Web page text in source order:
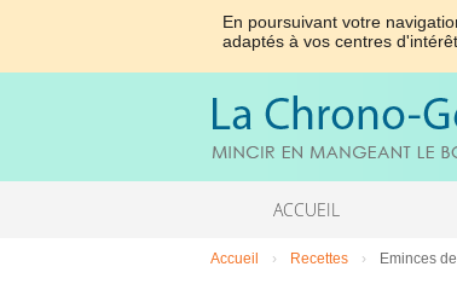
En poursuivant votre
adaptés à vos centres d'intérêt.
ACCUEIL
Accueil › Recettes › Eminces